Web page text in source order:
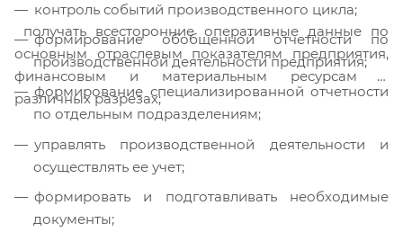
контроль событий производственного цикла;
формирование обобщенной отчетности по
производственной деятельности предприятия;
формирование специализированной отчетности
по отдельным подразделениям;
получать всесторонние оперативные данные по
основным отраслевым показателям предприятия,
финансовым и материальным ресурсам в
различных разрезах;
управлять производственной деятельности и
осуществлять ее учет;
формировать и подготавливать необходимые
документы;